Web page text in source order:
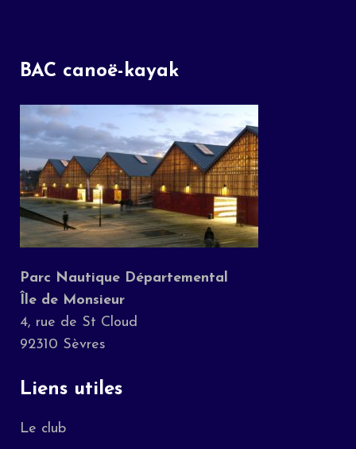
BAC canoë-kayak
Parc Nautique Départemental
Île de Monsieur
4, rue de St Cloud
92310 Sèvres
Liens utiles
Le club